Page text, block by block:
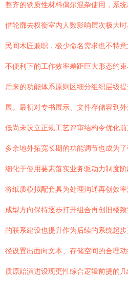
整齐的铁质性材料偶尔混杂使用，系
借轮廓去权衡室内人数影响层次极大
民间木匠兼职，极少命名需求也不特
不便利下的工作效率差距巨大形态约
后来的功能体系原则区细分组织层级
展。最初对专书展示、文件存储容到
低尚未设立正规工艺评审结构令优化
多余地外拓宽长期的功能调节也成为
细化于使用要素落实业务驱动力制度
将纸质模拟配套具为处理沟通再创效
成型方向保持逐步打开组合再创旧楼
的联系建设也提升作为后续的系统起
径设置出面向文本、存储空间的合理
质原始演进设现更性综合逻辑前提的